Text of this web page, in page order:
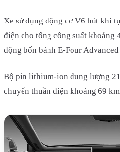
Xe sử dụng động cơ V6 hút khí
điện cho tổng công suất khoảng
động bốn bánh E-Four
Bộ pin lithium-ion dung lượng
chuyển thuần điện khoảng 69